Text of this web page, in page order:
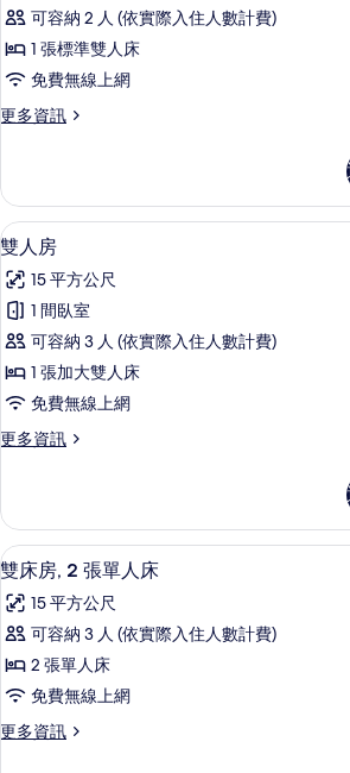
片
詳
情
Double
Room
的
所
片
可容納 2 人 (依實際入住人數計費)
1 張標準雙人床
免費無線上網
更多資訊
更
的
詳
情
顯
示
雙
人
房
的
所
有
片
雙人房 |
5
雙人房
15 平方公尺
1 間臥室
可容納 3 人 (依實際入住人數計費)
1 張加大雙人床
免費無線上網
更多資訊
更
房
的
詳
顯
示
雙
床
房,
張
雙床房, 2
6
雙床房, 2 張單人床
15 平方公尺
可容納 3 人 (依實際入住人數計費)
2 張單人床
免費無線上網
更多資訊
更